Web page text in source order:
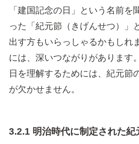
「建国記念の日」という名前を
った「紀元節（きげんせつ）」
出す方もいらっしゃるかもしれ
には、深いつながりがあります
日を理解するためには、紀元節
が欠かせません。
3.2.1 明治時代に制定された紀